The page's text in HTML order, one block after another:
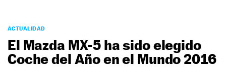
PODCAST
MOTOS
TECNOLOGÍA
ACTUALIDAD
El Mazda MX-5 ha sido elegido
Coche del Año en el Mundo 2016